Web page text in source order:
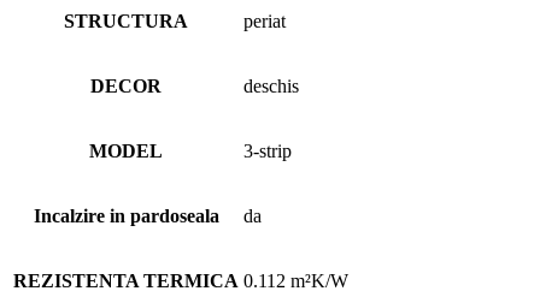
STRUCTURA periat
DECOR deschis
MODEL 3-strip
Incalzire in pardoseala da
REZISTENTA TERMICA 0.112 m²K/W